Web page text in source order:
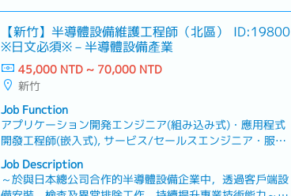
【新竹】半導體設備維護工程師（北區）
※日文必須※－半導體設備產業
ID:19800
45,000 NTD ~ 70,000 NTD
新竹
Job Function
アプリケーション開発エンジニア(組み込み式)・應用程式
開發工程師(嵌入式), サービス/セールスエンジニア・服
務/業務工程師(エンジニア(電気/半導体)), サービス/セー
ルスエンジニア・服務/業務工程師(エンジニア(機械))
Job Description
～於與日本總公司合作的半導體設備企業中，透過客戶端設